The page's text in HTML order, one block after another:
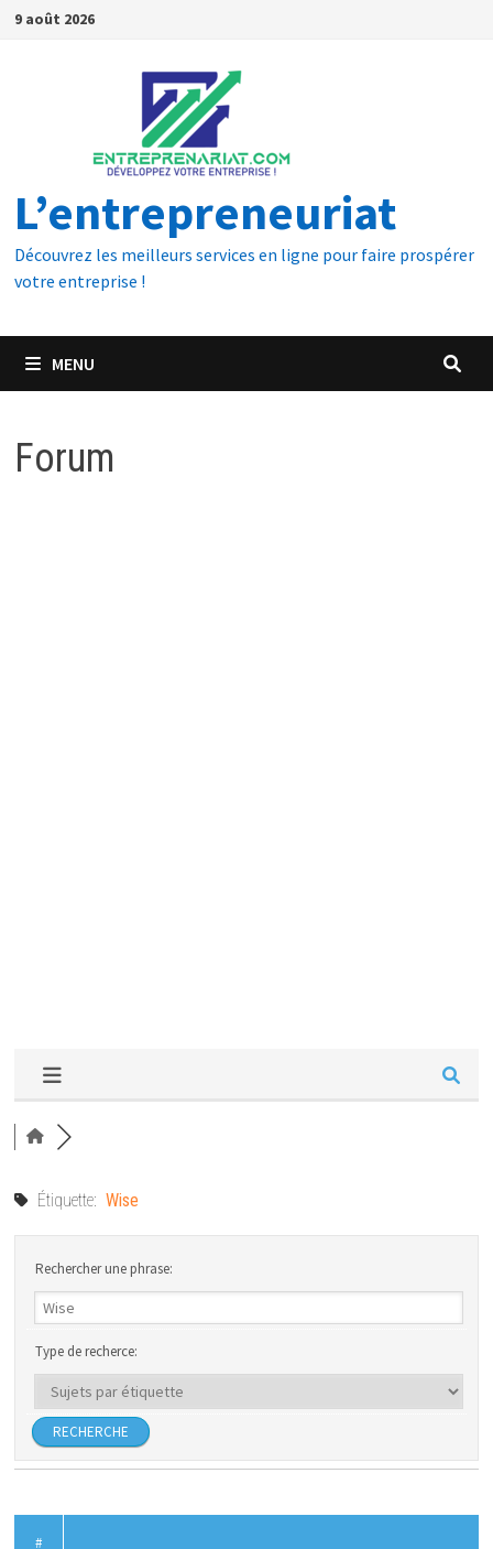
9 août 2026
L’entrepreneuriat
Découvrez les meilleurs services en ligne pour faire prospérer
votre entreprise !
MENU
Forum
Étiquette: Wise
Rechercher une phrase:
Type de recherce:
#